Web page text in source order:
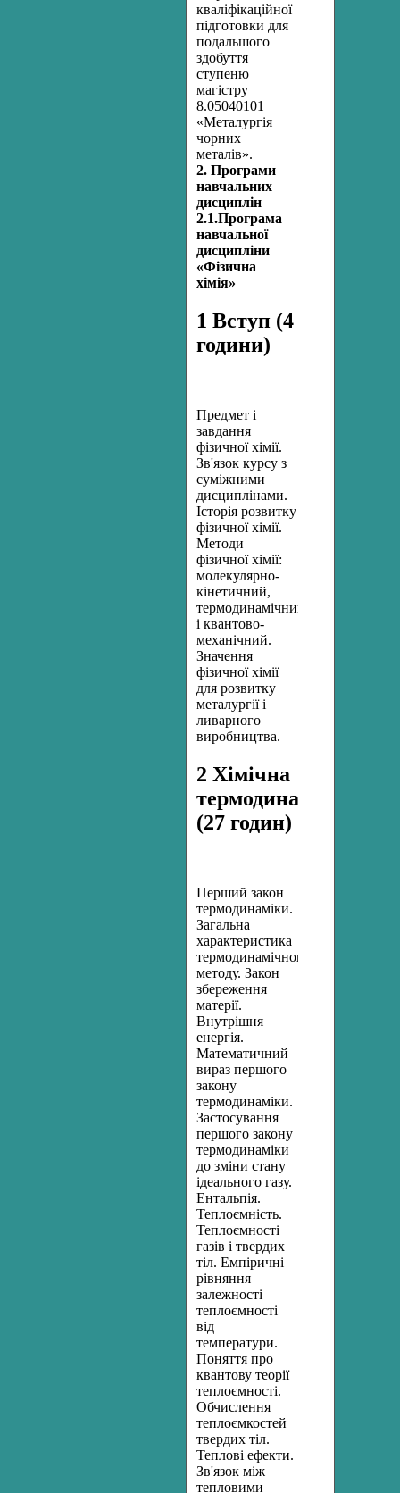
кваліфікаційної
підготовки для
подальшого
здобуття
ступеню
магістру
8.05040101
«Металургія
чорних
металів».
2. Програми
навчальних
дисциплін
2.1.Програма
навчальної
дисципліни
«Фізична
хімія»
1 Вступ (4
години)
Предмет і
завдання
фізичної хімії.
Зв'язок курсу з
суміжними
дисциплінами.
Історія розвитку
фізичної хімії.
Методи
фізичної хімії:
молекулярно-
кінетичний,
термодинамічний
і квантово-
механічний.
Значення
фізичної хімії
для розвитку
металургії і
ливарного
виробництва.
2 Хімічна
термодинаміка
(27 годин)
Перший закон
термодинаміки.
Загальна
характеристика
термодинамічного
методу. Закон
збереження
матерії.
Внутрішня
енергія.
Математичний
вираз першого
закону
термодинаміки.
Застосування
першого закону
термодинаміки
до зміни стану
ідеального газу.
Ентальпія.
Теплоємність.
Теплоємності
газів і твердих
тіл. Емпіричні
рівняння
залежності
теплоємності
від
температури.
Поняття про
квантову теорії
теплоємності.
Обчислення
теплоємкостей
твердих тіл.
Теплові ефекти.
Зв'язок між
тепловими